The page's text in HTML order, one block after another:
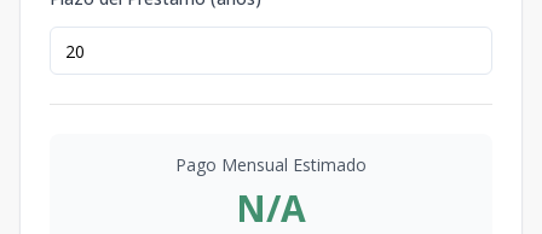
Pago Mensual Estimado
N/A